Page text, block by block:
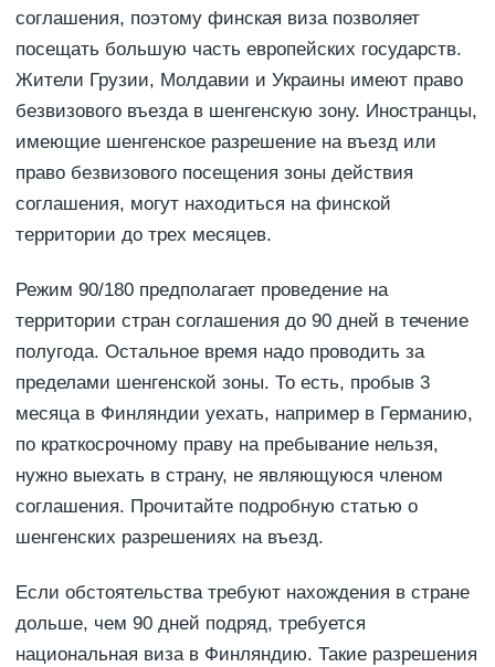
соглашения, поэтому финская виза позволяет
посещать большую часть европейских государств.
Жители Грузии, Молдавии и Украины имеют право
безвизового въезда в шенгенскую зону. Иностранцы,
имеющие шенгенское разрешение на въезд или
право безвизового посещения зоны действия
соглашения, могут находиться на финской
территории до трех месяцев.
Режим 90/180 предполагает проведение на
территории стран соглашения до 90 дней в течение
полугода. Остальное время надо проводить за
пределами шенгенской зоны. То есть, пробыв 3
месяца в Финляндии уехать, например в Германию,
по краткосрочному праву на пребывание нельзя,
нужно выехать в страну, не являющуюся членом
соглашения. Прочитайте подробную статью о
шенгенских разрешениях на въезд.
Если обстоятельства требуют нахождения в стране
дольше, чем 90 дней подряд, требуется
национальная виза в Финляндию. Такие разрешения